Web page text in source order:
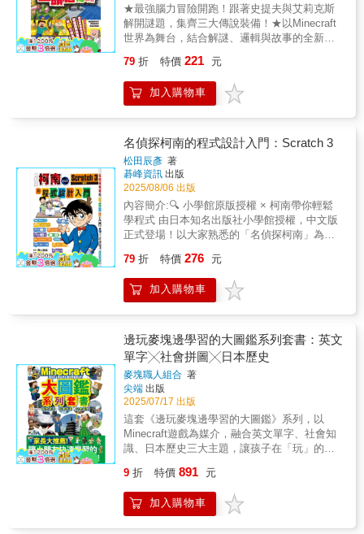
開放式教育為核心，鼓勵玩家自由探索、培養
創意思維。但在編輯過程中，我也注意到一個
現象——對於亞洲地區的讀者，尤其是剛起步
需要有人從基礎開始，逐步引導。正因如此，
當我接觸到《當個Roblox創世神：輕鬆做出螢
幕那端的宇宙》時，我立即覺得這本書能補上
這塊拼圖。它以東方教育思維為基礎，從最簡
拆解，連進階功能都講解得清楚完整。讀者不
再需要「自行摸索」才能跨過門檻，而是能安
心跟著書中的步驟，逐漸建立起屬於自己的程
式基礎與邏輯思維。如果說官方攻略是一張充
滿啟發性的地圖，那麼這本新書就是帶著你走
完全程的導覽員。它不只告訴你「哪裡有
路」，更會牽著你的手，一步步走到終點。兩
者互補，缺一不可。作為責任編輯，我真心推
薦這本書給所有想踏入 Roblox 遊戲開發的讀
如何從零開始，那麼這本書絕對能成為你最穩
固的基石。未來，當你有了紮實的基礎後，再
搭配官方攻略所帶來的自由發想，將能創造出
★最強腦力冒險開跑！跟著史提夫與艾莉克斯
解開謎題，集齊三大傳說裝備！★以Minecraft
世界為舞台，結合解謎、邏輯與故事的全新挑
小中低年級孩子設計的冒險式謎題遊戲書，透
過Minecraft最經典的角色——史提夫與艾莉克
斯，展開一場橫跨村莊、沙漠、海底與地底的
任務！書中謎題緊扣「數理邏輯」與「程式思
維」兩大核心能力，從找出隱藏怪物、解鎖沙
漠神殿、搭船渡海，到逃離伏守者的追擊，每
一道題目都充滿挑戰性與遊戲感，讓孩子在闖
關中自然養成觀察力與邏輯思考力。結合
Minecraft世界觀與故事引導，孩子將跟隨角色
經歷一連串精彩場景，不僅樂在其中，更能在
無壓力的情境下，發展解題能力與學習自信。
【本書能夠幫助讀者】◎培養解謎與觀察力：
析。◎強化邏輯推理與程式思維：解題步驟需
要按序思考、排除錯誤，訓練清晰判斷。◎提
升學習動機與自信：藉由任務引導逐步挑戰，
趣：冒險故事與Minecraft元素高度結合，讓學
習變得像玩遊戲一樣有趣！◎鼓勵自主學習與
專注力：從故事脈絡中找線索、解謎題，引導
孩子主動探索與投入。這本書不僅是益智遊戲
書，更是一場緊張刺激的Minecraft式冒險。讓
孩子在闖關中邊玩邊學，發現自己的無限潛
能，一起集滿裝備，完成大冒險吧！
79 折 特價 221 元
加入購物車
名偵探柯南的程式設計入門：Scratch 3
松田辰彥 著
碁峰資訊 出版
2025/08/06 出版
內容簡介:🔍 小學館原版授權 × 柯南帶你輕鬆
學程式 由日本知名出版社小學館授權，中文版
正式登場！以大家熟悉的「名偵探柯南」為主
學會Scratch程式設計。內容輕鬆活潑，讓讀者
在趣味中學會邏輯思考與創意表達。 ✅ 漫畫教
學 × 實作練習，學習充滿樂趣 透過漫畫情境引
意潛力 跟著柯南與少年偵探團展開推理冒險，
在破解神祕事件的過程中，自然而然理解程式
邏輯。 ✅ 啟發運算思維，強化邏輯思考 從條件
判斷、流程圖到變數概念，透過Scratch建立程
式設計基礎，培養邏輯能力與數位素養。 ✅ 角
色互動有趣，學習零壓力 圖像化介面搭配柯南
角色陪伴，增添學習樂趣，從「玩中學」到
「學中做」，輕鬆踏入程式設計的世界。
★ 名偵探柯南與少年偵探團，挑戰用程式設計
蹤事件，一邊學習程式設計！ 你聽過「程式設
計」這個詞嗎?幾乎所有由電力驅動的產品，如
智慧型手機和遊戲機，即使沒有人直接操控，
79 折 特價 276 元
加入購物車
邊玩麥塊邊學習的大圖鑑系列套書：英文
單字╳社會拼圖╳日本歷史
麥塊職人組合 著
尖端 出版
2025/07/17 出版
這套《邊玩麥塊邊學習的大圖鑑》系列，以
Minecraft遊戲為媒介，融合英文單字、社會知
識、日本歷史三大主題，讓孩子在「玩」的過
包含三本書：《邊玩邊背拿高分！Minecraft英
單學霸大圖鑑500+》 - 收錄超過500個遊戲
實體對應的實用英文單字，附注音與KK音標，
9 折 特價 891 元
加入購物車